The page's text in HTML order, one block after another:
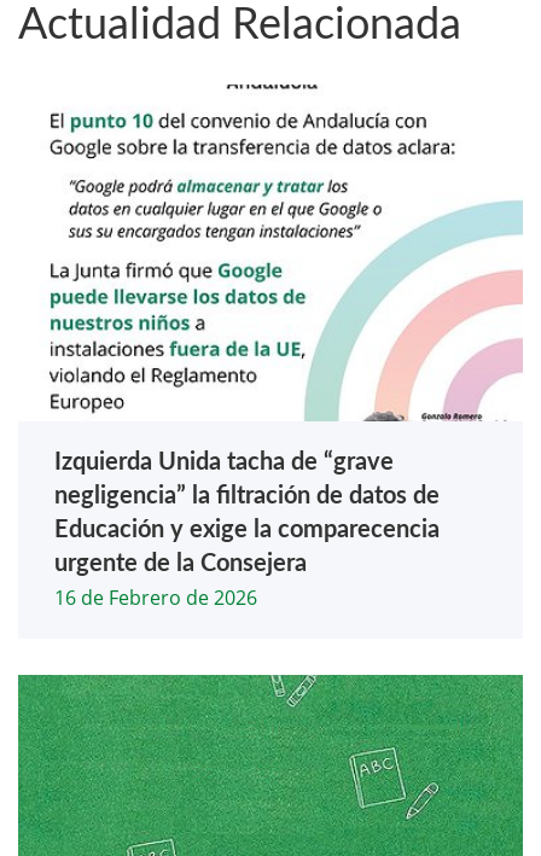
Actualidad Relacionada
Izquierda Unida tacha de “grave
negligencia” la filtración de datos de
Educación y exige la comparecencia
urgente de la Consejera
16 de Febrero de 2026